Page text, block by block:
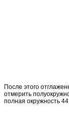
После этого
отмерить
полная окружность